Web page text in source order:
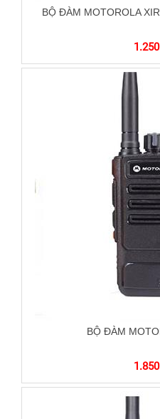
BỘ ĐÀM MOTOROLA
BỘ ĐÀM